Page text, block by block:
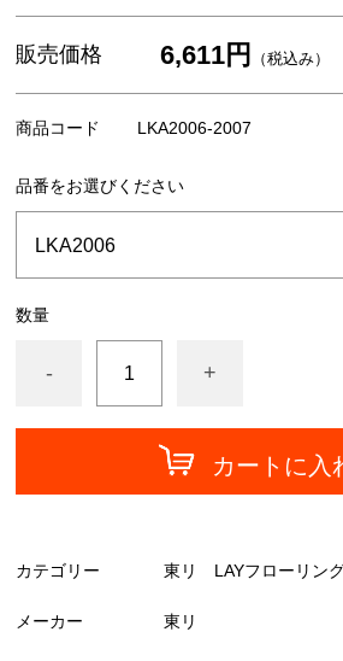
サンゲツ
東リ
カッティングシート
販売価格 6,611円 （税込み）
商品コード LKA2006-2007
品番をお選びください
数量
- +
カートに入
カテゴリー 東リ LAYフローリン
メーカー 東リ